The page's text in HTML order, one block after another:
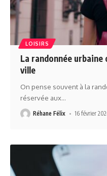
LOISIRS
La randonnée urbaine
ville
On pense souvent à la
réservée aux…
Réhane Félix 16 février